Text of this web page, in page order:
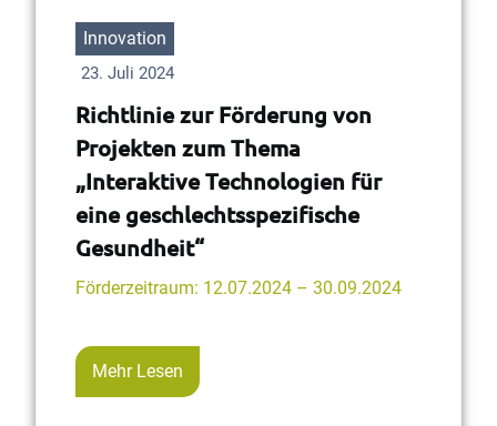
Innovation
23. Juli 2024
Richtlinie zur Förderung von
Projekten zum Thema
„Interaktive Technologien für
eine geschlechtsspezifische
Gesundheit“
Förderzeitraum: 12.07.2024 – 30.09.2024
Mehr Lesen